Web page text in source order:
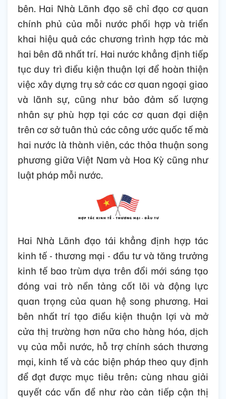
bên. Hai Nhà Lãnh đạo sẽ chỉ đạo cơ quan
chính phủ của mỗi nước phối hợp và triển
khai hiệu quả các chương trình hợp tác mà
hai bên đã nhất trí. Hai nước khẳng định tiếp
tục duy trì điều kiện thuận lợi để hoàn thiện
việc xây dựng trụ sở các cơ quan ngoại giao
và lãnh sự, cũng như bảo đảm số lượng
nhân sự phù hợp tại các cơ quan đại diện
trên cơ sở tuân thủ các công ước quốc tế mà
hai nước là thành viên, các thỏa thuận song
phương giữa Việt Nam và Hoa Kỳ cũng như
luật pháp mỗi nước.
Hai Nhà Lãnh đạo tái khẳng định hợp tác
kinh tế - thương mại - đầu tư và tăng trưởng
kinh tế bao trùm dựa trên đổi mới sáng tạo
đóng vai trò nền tảng cốt lõi và động lực
quan trọng của quan hệ song phương. Hai
bên nhất trí tạo điều kiện thuận lợi và mở
cửa thị trường hơn nữa cho hàng hóa, dịch
vụ của mỗi nước, hỗ trợ chính sách thương
mại, kinh tế và các biện pháp theo quy định
để đạt được mục tiêu trên; cùng nhau giải
quyết các vấn đề như rào cản tiếp cận thị